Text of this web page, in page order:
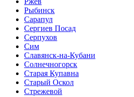
Рыбинск
Сарапул
Сергиев Посад
Серпухов
Сим
Славянск-на-Кубани
Солнечногорск
Старая Купавна
Старый Оскол
Стрежевой